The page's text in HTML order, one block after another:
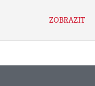
ZOBRAZIT